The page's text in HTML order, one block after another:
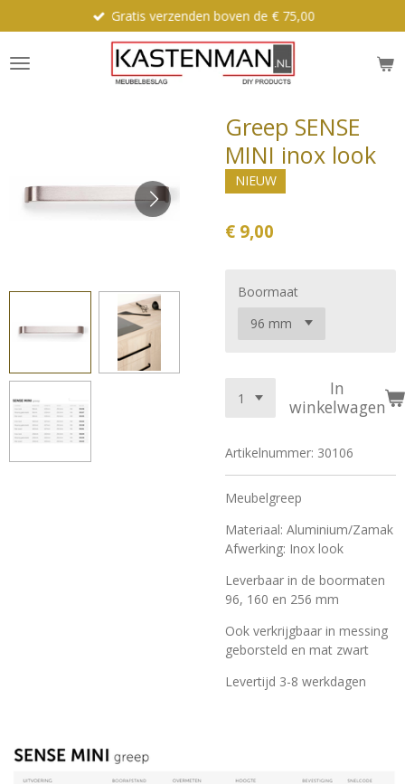
direct
naar
de
Gratis verzenden boven de € 75,00
Greep SENSE
MINI inox look
NIEUW
€ 9,00
Boormaat
In
winkelwagen
Artikelnummer: 30106
Meubelgreep
Materiaal: Aluminium/Zamak
Afwerking: Inox look
Leverbaar in de boormaten
96, 160 en 256 mm
Ook verkrijgbaar in messing
geborsteld en mat zwart
Levertijd 3-8 werkdagen